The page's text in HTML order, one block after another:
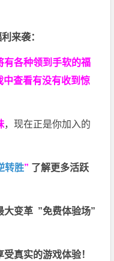
来袭：
有各种领到手软的福
查看有没有收到惊
，现在正是你加入的
转胜” 了解更多活跃
大变革 ”免费体验场”
真实的游戏体验！